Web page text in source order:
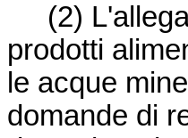
(2)
prodotti
le acque
domande di